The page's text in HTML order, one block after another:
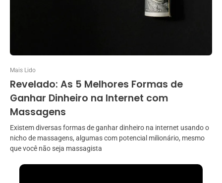
Mais Lido
Revelado: As 5 Melhores Formas de
Ganhar Dinheiro na Internet com
Massagens
Existem diversas formas de ganhar dinheiro na internet usando o
nicho de massagens, algumas com potencial milionário, mesmo
que você não seja massagista